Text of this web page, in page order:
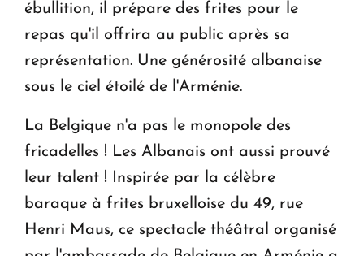
ébullition, il prépare des frites pour le
repas qu'il offrira au public après sa
représentation. Une générosité albanaise
sous le ciel étoilé de l'Arménie.
La Belgique n'a pas le monopole des
fricadelles ! Les Albanais ont aussi prouvé
leur talent ! Inspirée par la célèbre
baraque à frites bruxelloise du 49, rue
Henri Maus, ce spectacle théâtral organisé